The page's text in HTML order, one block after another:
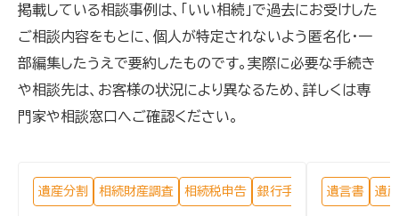
掲載している相談事例は、「いい相続」で過去にお受けした
ご相談内容をもとに、個人が特定されないよう匿名化・一
部編集したうえで要約したものです。実際に必要な手続き
や相談先は、お客様の状況により異なるため、詳しくは専
門家や相談窓口へご確認ください。
遺産分割 相続財産調査 相続税申告 銀行手続き 遺言書 遺